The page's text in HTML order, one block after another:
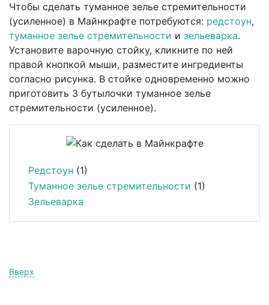
Чтобы сделать туманное зелье стремительности
(усиленное) в Майнкрафте потребуются: редстоун,
туманное зелье стремительности и зельеварка.
Установите варочную стойку, кликните по ней
правой кнопкой мыши, разместите ингредиенты
согласно рисунка. В стойке одновременно можно
приготовить 3 бутылочки туманное зелье
стремительности (усиленное).
Редстоун (1)
Туманное зелье стремительности (1)
Зельеварка
Вверх